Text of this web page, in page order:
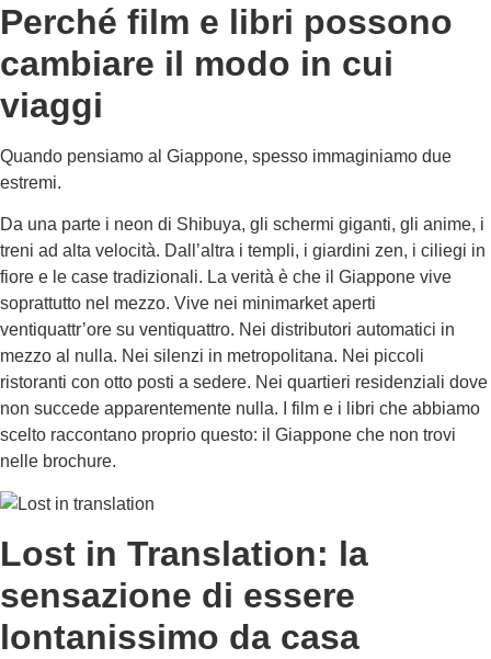
Perché film e libri possono
cambiare il modo in cui
viaggi
Quando pensiamo al Giappone, spesso immaginiamo due
estremi.
Da una parte i neon di Shibuya, gli schermi giganti, gli anime, i
treni ad alta velocità. Dall’altra i templi, i giardini zen, i ciliegi in
fiore e le case tradizionali. La verità è che il Giappone vive
soprattutto nel mezzo. Vive nei minimarket aperti
ventiquattr’ore su ventiquattro. Nei distributori automatici in
mezzo al nulla. Nei silenzi in metropolitana. Nei piccoli
ristoranti con otto posti a sedere. Nei quartieri residenziali dove
non succede apparentemente nulla. I film e i libri che abbiamo
scelto raccontano proprio questo: il Giappone che non trovi
nelle brochure.
Lost in Translation: la
sensazione di essere
lontanissimo da casa